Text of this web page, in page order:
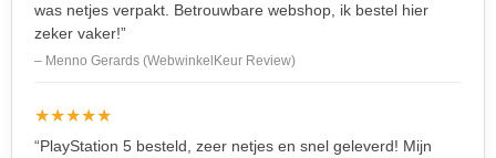
was netjes verpakt. Betrouwbare webshop, ik bestel hier
zeker vaker!”
– Menno Gerards (WebwinkelKeur Review)
★★★★★
“PlayStation 5 besteld, zeer netjes en snel geleverd! Mijn